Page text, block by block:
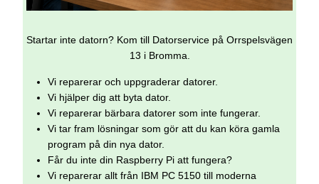
Startar inte datorn? Kom till Datorservice på Orrspelsvägen
13 i Bromma.
Vi reparerar och uppgraderar datorer.
Vi hjälper dig att byta dator.
Vi reparerar bärbara datorer som inte fungerar.
Vi tar fram lösningar som gör att du kan köra gamla
program på din nya dator.
Får du inte din Raspberry Pi att fungera?
Vi reparerar allt från IBM PC 5150 till moderna